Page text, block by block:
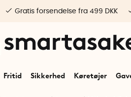
Fritid Sikkerhed Køretøjer
Gratis forsendelse fra 499 DKK